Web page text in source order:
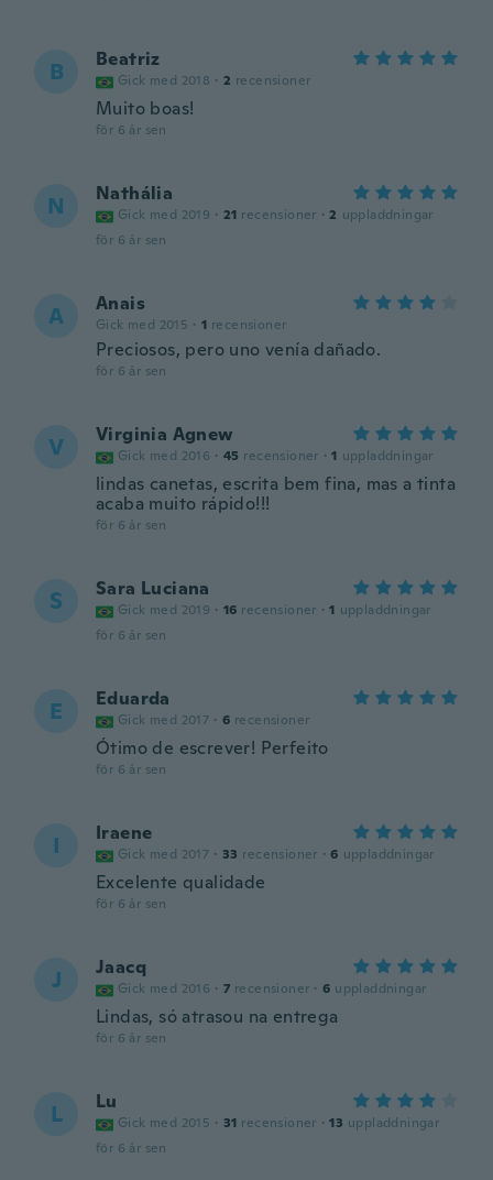
B Beatriz
Gick med 2018 · 2 recensioner
Muito boas!
för 6 år sen
N Nathália
Gick med 2019 · 21 recensioner · 2 uppladdningar
för 6 år sen
A Anais
Gick med 2015 · 1 recensioner
Preciosos, pero uno venía dañado.
för 6 år sen
V Virginia Agnew
Gick med 2016 · 45 recensioner · 1 uppladdningar
lindas canetas, escrita bem fina, mas a tinta
acaba muito rápido!!!
för 6 år sen
S Sara Luciana
Gick med 2019 · 16 recensioner · 1 uppladdningar
för 6 år sen
E Eduarda
Gick med 2017 · 6 recensioner
Ótimo de escrever! Perfeito
för 6 år sen
I Iraene
Gick med 2017 · 33 recensioner · 6 uppladdningar
Excelente qualidade
för 6 år sen
J Jaacq
Gick med 2016 · 7 recensioner · 6 uppladdningar
Lindas, só atrasou na entrega
för 6 år sen
L Lu
Gick med 2015 · 31 recensioner · 13 uppladdningar
för 6 år sen